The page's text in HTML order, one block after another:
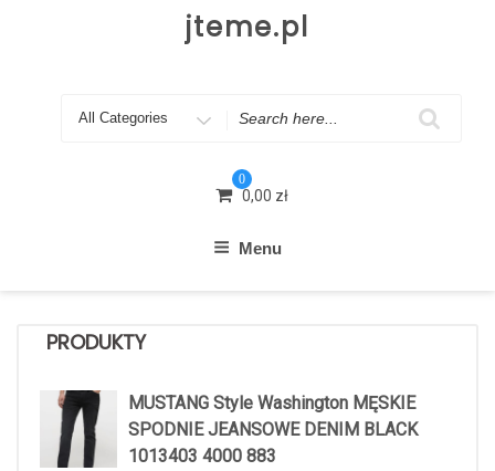
jteme.pl
Search
0
0,00 zł
Menu
PRODUKTY
MUSTANG Style Washington MĘSKIE
SPODNIE JEANSOWE DENIM BLACK
1013403 4000 883